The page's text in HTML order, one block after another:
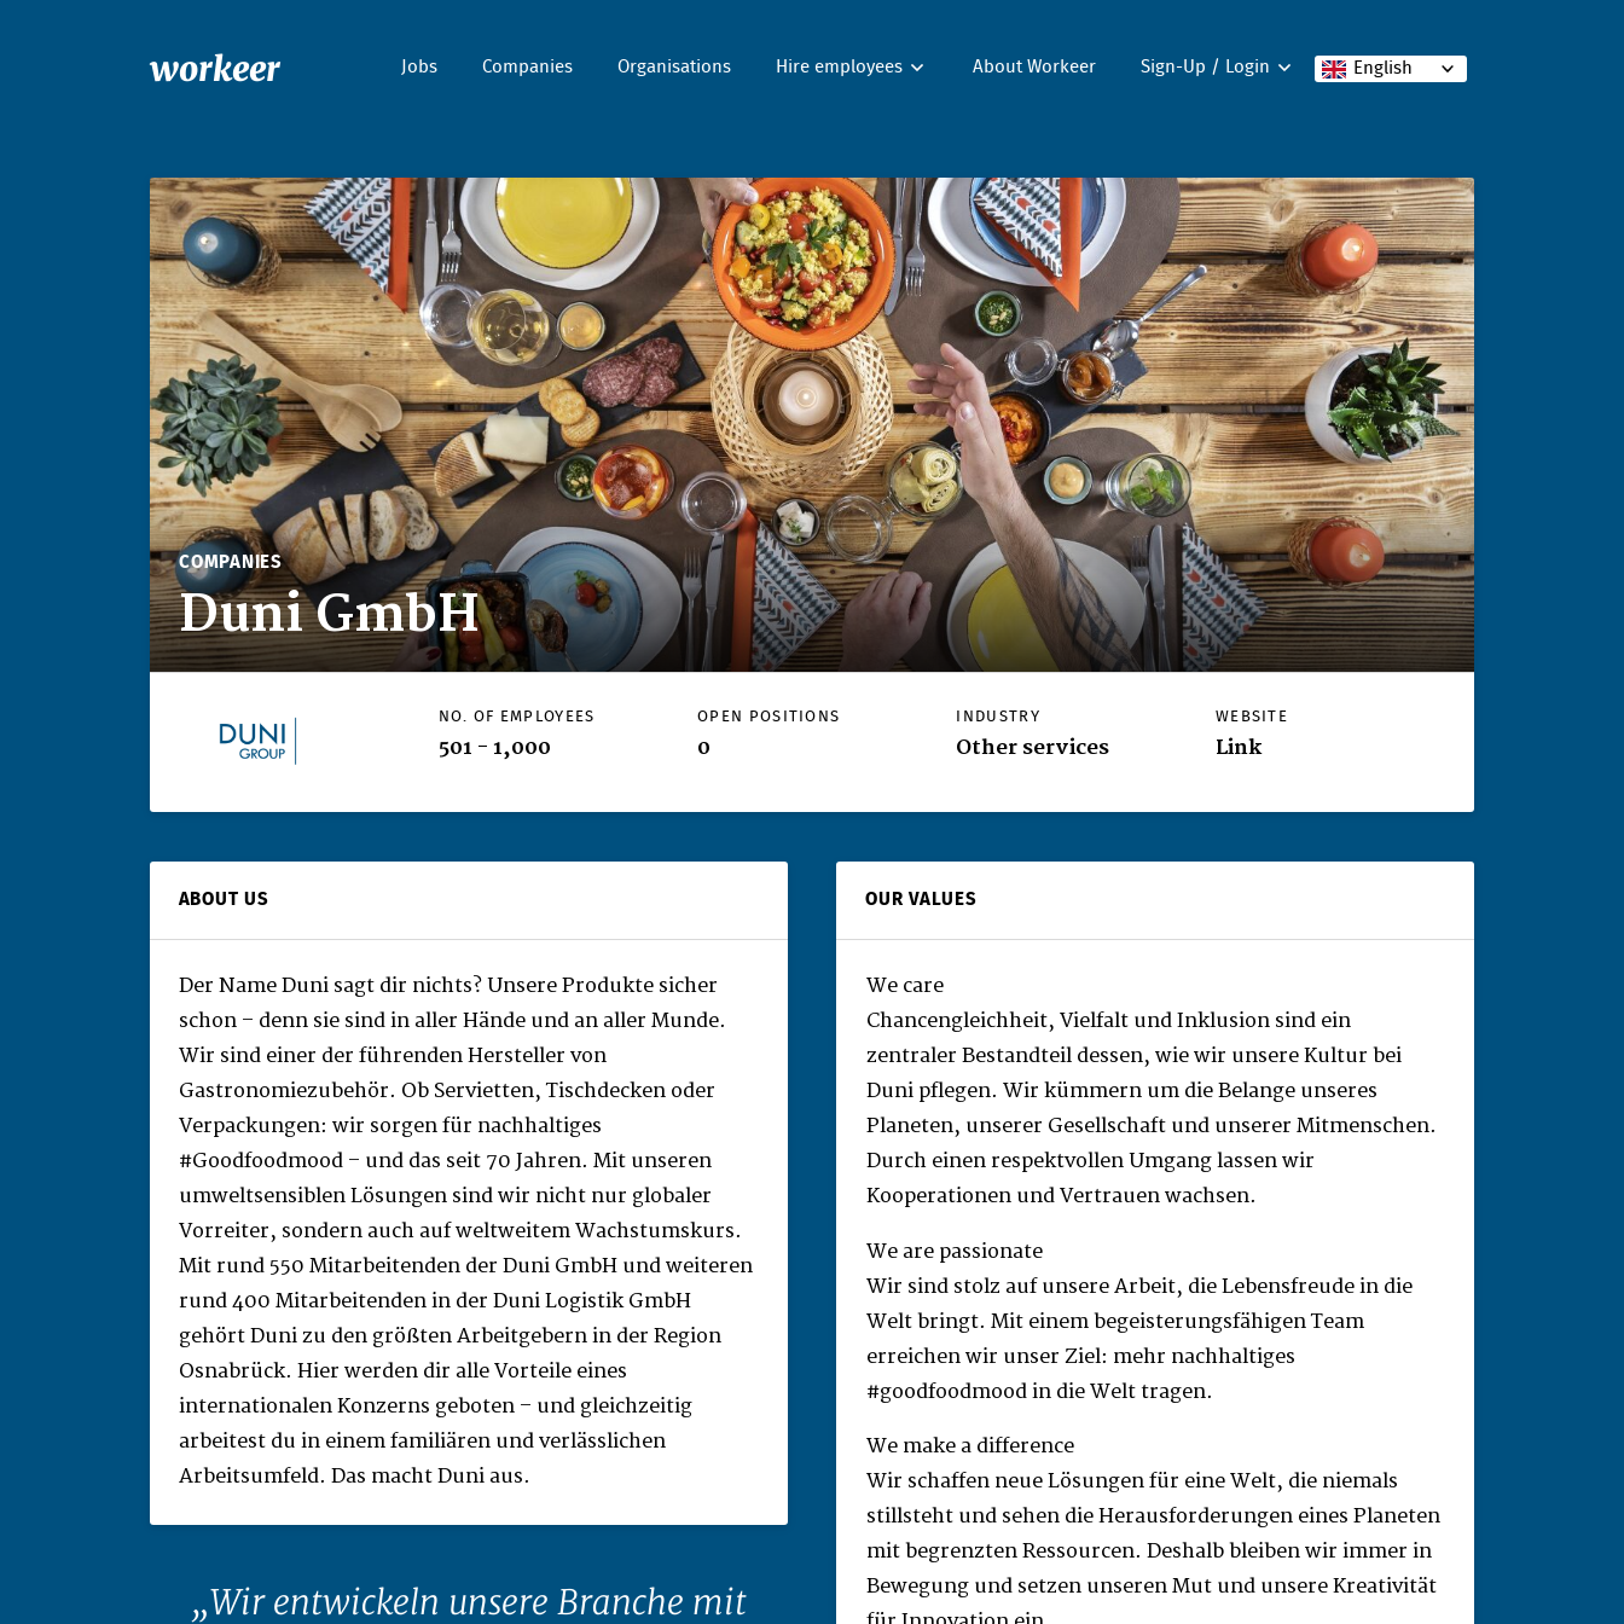
workeer English
Jobs Companies Organisations Hire employees About Workeer Sign-Up / Login
COMPANIES
Duni GmbH
NO. OF EMPLOYEES
501 - 1,000
OPEN POSITIONS
0
INDUSTRY
Other services
WEBSITE
Link
ABOUT US
Der Name Duni sagt dir nichts? Unsere Produkte sicher
schon – denn sie sind in aller Hände und an aller Munde.
Wir sind einer der führenden Hersteller von
Gastronomiezubehör. Ob Servietten, Tischdecken oder
Verpackungen: wir sorgen für nachhaltiges
#Goodfoodmood – und das seit 70 Jahren. Mit unseren
umweltsensiblen Lösungen sind wir nicht nur globaler
Vorreiter, sondern auch auf weltweitem Wachstumskurs.
Mit rund 550 Mitarbeitenden der Duni GmbH und weiteren
rund 400 Mitarbeitenden in der Duni Logistik GmbH
gehört Duni zu den größten Arbeitgebern in der Region
Osnabrück. Hier werden dir alle Vorteile eines
internationalen Konzerns geboten – und gleichzeitig
arbeitest du in einem familiären und verlässlichen
Arbeitsumfeld. Das macht Duni aus.
OUR VALUES
We care
Chancengleichheit, Vielfalt und Inklusion sind ein
zentraler Bestandteil dessen, wie wir unsere Kultur bei
Duni pflegen. Wir kümmern um die Belange unseres
Planeten, unserer Gesellschaft und unserer Mitmenschen.
Durch einen respektvollen Umgang lassen wir
Kooperationen und Vertrauen wachsen.
We are passionate
Wir sind stolz auf unsere Arbeit, die Lebensfreude in die
Welt bringt. Mit einem begeisterungsfähigen Team
erreichen wir unser Ziel: mehr nachhaltiges
#goodfoodmood in die Welt tragen.
We make a difference
Wir schaffen neue Lösungen für eine Welt, die niemals
stillsteht und sehen die Herausforderungen eines Planeten
mit begrenzten Ressourcen. Deshalb bleiben wir immer in
Bewegung und setzen unseren Mut und unsere Kreativität
Wir entwickeln unsere Branche mit